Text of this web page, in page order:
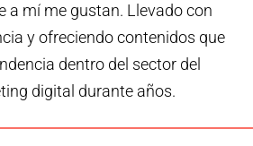
a mí me gustan. Llevado con
y ofreciendo contenidos que
dentro del sector del
digital durante años.